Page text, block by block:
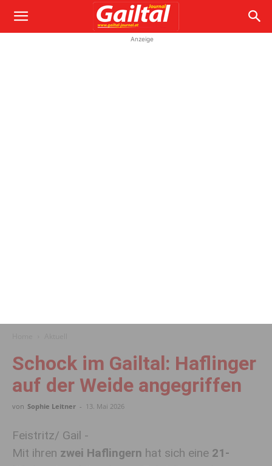
Anzeige
Schock im Gailtal: Haflinger
auf der Weide angegriffen
von Sophie Leitner - 13. Mai 2026
Feistritz/ Gail -
Mit ihren zwei Haflingern hat sich eine 21-